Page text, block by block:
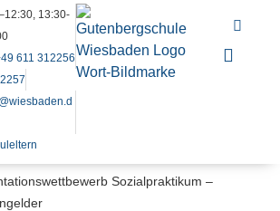
13:30-
611 312256
Sozialpraktikum –